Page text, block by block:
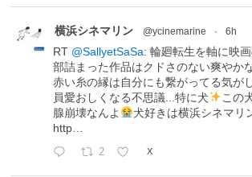
横浜シネマリン @ycinemarine · 6h
RT @SallyetSaSa: 輪廻転生を軸に映
部詰まった作品はクドさのない爽やか
赤い糸の縁は自分にも繋がってる気が
員愛おしくなる不思議...特に犬
この
腺崩壊なんよ
犬好きは横浜シネマリ
http…
2 X